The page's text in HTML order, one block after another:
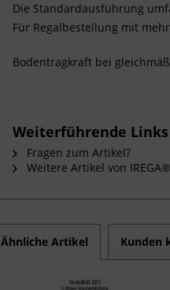
Die Standardausführung
Für Regalbestellung mit
Bodentragkraft bei
Weiterführende
Fragen zum Artikel?
Weitere Artikel von
Ähnliche Artikel Kunden